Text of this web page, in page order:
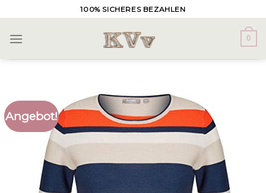
to
content
100% SICHERES BEZAHLEN
0
Angebot!